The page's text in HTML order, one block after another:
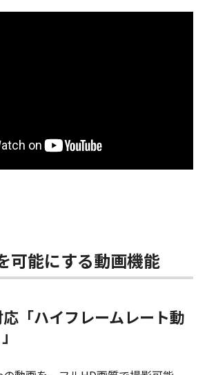
可能にする動画機能
「ハイフレームレート動